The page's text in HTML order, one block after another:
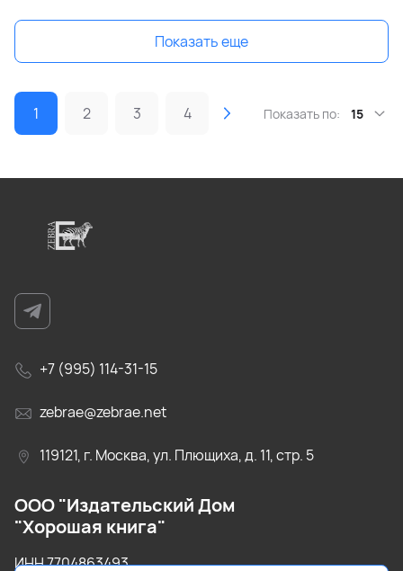
Показать еще
1 2 3 4 Показать по: 15
+7 (995) 114-31-15
zebrae@zebrae.net
119121, г. Москва, ул. Плющиха, д. 11, стр. 5
ООО "Издательский Дом
"Хорошая книга"
ИНН 7704863493